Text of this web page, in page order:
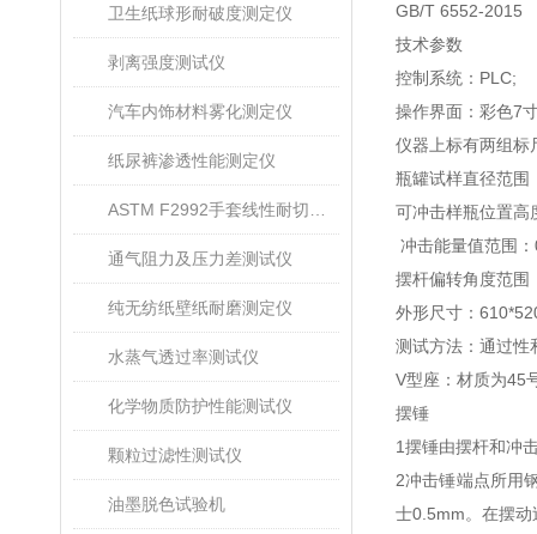
卫生纸球形耐破度测定仪
剥离强度测试仪
汽车内饰材料雾化测定仪
纸尿裤渗透性能测定仪
通气阻力及压力差测试仪
纯无纺纸壁纸耐磨测定仪
水蒸气透过率测试仪
化学物质防护性能测试仪
颗粒过滤性测试仪
油墨脱色试验机
GB/T 6552-2015
技术参数
控制系统： PLC;
操作界面：彩色7
仪器上标有两组标
瓶罐试样直径范围
可冲击样瓶位置高
冲击能量值范围：
摆杆偏转角度范围
外形尺寸：
测试方法：通过性
V型座： 材质为45
摆锤
1摆锤由摆杆和冲
2冲击锤端点所用
士0.5mm。在摆